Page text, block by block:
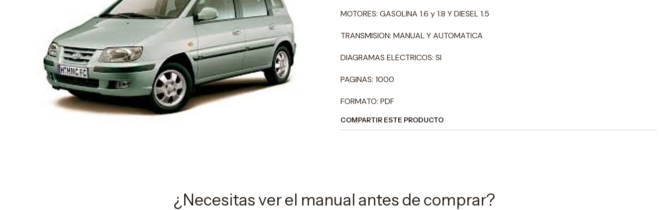
MOTORES: GASOLINA 1.6 y 1.8 Y DIESEL 1.5
TRANSMISION: MANUAL Y AUTOMATICA
DIAGRAMAS ELECTRICOS: SI
PAGINAS: 1000
FORMATO: PDF
COMPARTIR ESTE PRODUCTO
¿Necesitas ver el manual antes de comprar?